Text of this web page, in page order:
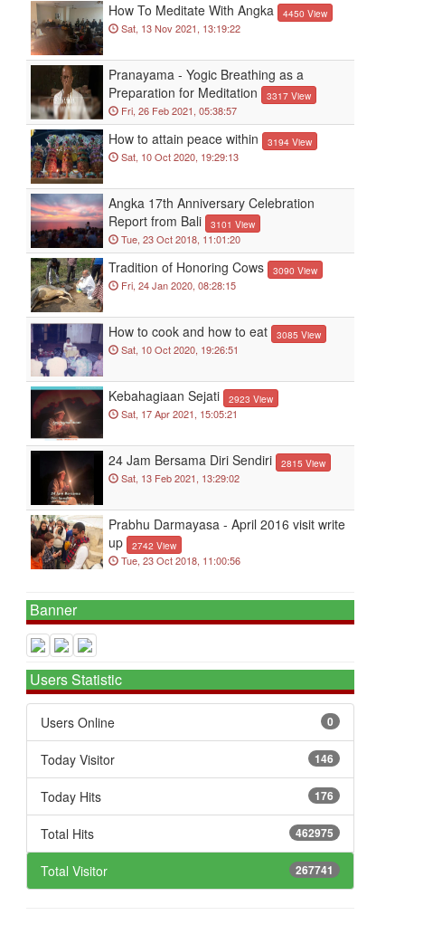
How To Meditate With Angka 4450 View
Sat, 13 Nov 2021, 13:19:22
Pranayama - Yogic Breathing as a
Preparation for Meditation
3317 View
Fri, 26 Feb 2021, 05:38:57
How to attain peace within 3194 View
Sat, 10 Oct 2020, 19:29:13
Angka 17th Anniversary Celebration
Report from Bali
3101 View
Tue, 23 Oct 2018, 11:01:20
Tradition of Honoring Cows 3090 View
Fri, 24 Jan 2020, 08:28:15
How to cook and how to eat 3085 View
Sat, 10 Oct 2020, 19:26:51
Kebahagiaan Sejati 2923 View
Sat, 17 Apr 2021, 15:05:21
24 Jam Bersama Diri Sendiri 2815 View
Sat, 13 Feb 2021, 13:29:02
Prabhu Darmayasa - April 2016 visit write
up
2742 View
Tue, 23 Oct 2018, 11:00:56
Banner
Users Statistic
Users Online 0
Today Visitor 146
Today Hits 176
Total Hits 462975
Total Visitor 267741